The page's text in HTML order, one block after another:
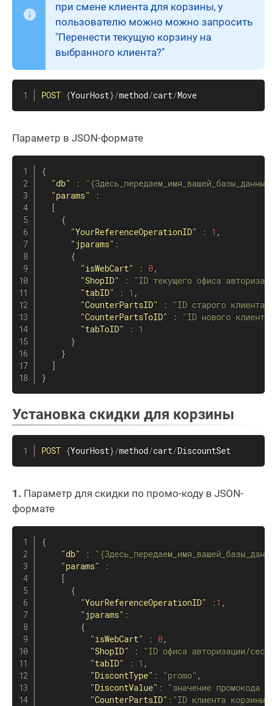
при смене клиента для корзины, у
пользователю можно можно запросить
"Перенести текущую корзину на
выбранного клиента?"
POST {YourHost}/method/cart/Move
Параметр в JSON-формате
{
"db"
:
"params"
:
[
{
"YourReferenceOperationID"
: 1 ,
"jparams" :
{
"isWebCart"
: 0,
"ShopID"
:
"ID текущего офиса
"tabID"
: 1 ,
"CounterPartsID"
: "ID старого клиента"
"CounterPartsToID"
:
"ID нового
"tabToID"
:
1
}
}
]
}
Установка скидки для корзины
POST {YourHost}/method/cart/DiscountSet
1. Параметр для скидки по промо-коду в JSON-
формате
{
"db"
:
"params"
:
[
{
"YourReferenceOperationID"
:1 ,
"jparams" :
{
"isWebCart"
: 0,
"ShopID"
:
"ID офиса авторизации/
"tabID"
: 1 ,
"DiscontType" : "promo" ,
"DiscontValue" :
"значение промокода
"CounterPartsID" : "ID клиента корзины"